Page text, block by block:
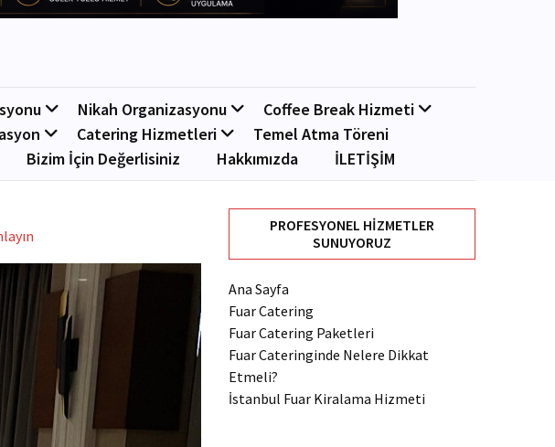
Nikah Organizasyonu
Coffee Break Hizmeti
Catering Hizmetleri
Temel Atma Töreni
Bizim İçin Değerlisiniz Hakkımızda İLETİŞİM
PROFESYONEL HIZMETLER
SUNUYORUZ
Ana Sayfa
Fuar Catering
Fuar Catering Paketleri
Fuar Cateringinde Nelere Dikkat
Etmeli?
İstanbul Fuar Kiralama Hizmeti